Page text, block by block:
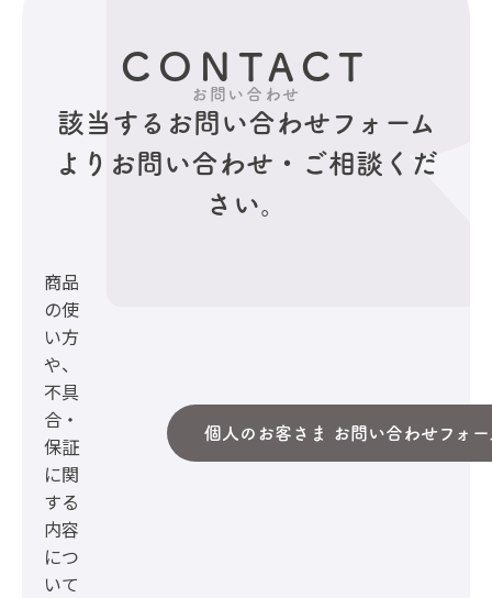
CONTACT
お問い合わせ
該当するお問い合わせフォーム
より お問い合わせ・ご相談くだ
さい。
商品
の使
い方
や、
不具
合・
保証
に関
する
内容
につ
いて
個人のお客さま お問い合わせフォー